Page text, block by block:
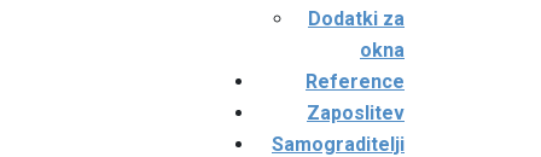
Dodatki za
okna
Reference
Zaposlitev
Samograditelji